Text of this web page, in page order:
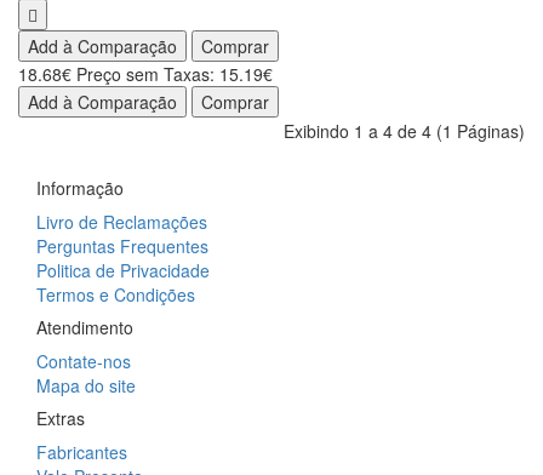
Add à Comparação
Comprar
18.68€ Preço sem Taxas: 15.19€
Add à Comparação
Comprar
Exibindo 1 a 4 de 4 (1 Páginas)
Informação
Livro de Reclamações
Perguntas Frequentes
Politica de Privacidade
Termos e Condições
Atendimento
Contate-nos
Mapa do site
Extras
Fabricantes